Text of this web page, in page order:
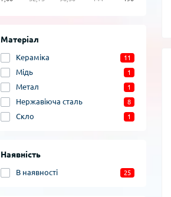
Матеріал
Кераміка 11
Мідь 1
Метал 1
Нержавіюча сталь 8
Скло 1
Наявність
В наявності 25